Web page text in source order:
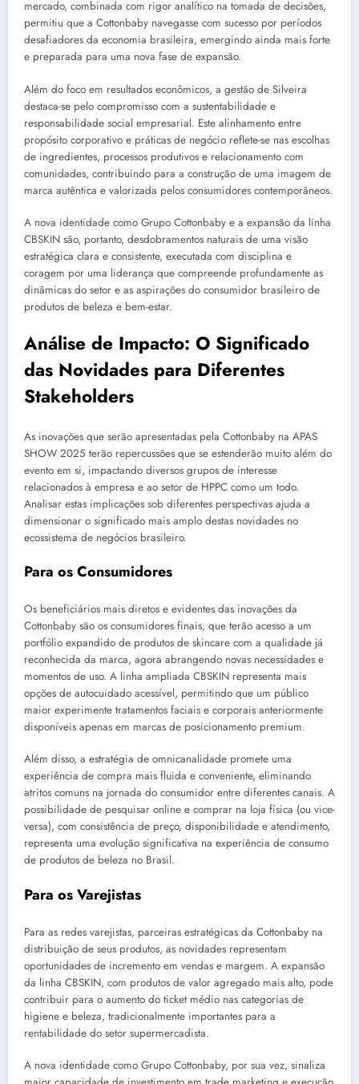
mercado, combinada com rigor analítico na tomada de decisões,
permitiu que a Cottonbaby navegasse com sucesso por períodos
desafiadores da economia brasileira, emergindo ainda mais forte
e preparada para uma nova fase de expansão.
Além do foco em resultados econômicos, a gestão de Silveira
destaca-se pelo compromisso com a sustentabilidade e
responsabilidade social empresarial. Este alinhamento entre
propósito corporativo e práticas de negócio reflete-se nas escolhas
de ingredientes, processos produtivos e relacionamento com
comunidades, contribuindo para a construção de uma imagem de
marca autêntica e valorizada pelos consumidores contemporâneos.
A nova identidade como Grupo Cottonbaby e a expansão da linha
CBSKIN são, portanto, desdobramentos naturais de uma visão
estratégica clara e consistente, executada com disciplina e
coragem por uma liderança que compreende profundamente as
dinâmicas do setor e as aspirações do consumidor brasileiro de
produtos de beleza e bem-estar.
Análise de Impacto: O Significado
das Novidades para Diferentes
Stakeholders
As inovações que serão apresentadas pela Cottonbaby na APAS
SHOW 2025 terão repercussões que se estenderão muito além do
evento em si, impactando diversos grupos de interesse
relacionados à empresa e ao setor de HPPC como um todo.
Analisar estas implicações sob diferentes perspectivas ajuda a
dimensionar o significado mais amplo destas novidades no
ecossistema de negócios brasileiro.
Para os Consumidores
Os beneficiários mais diretos e evidentes das inovações da
Cottonbaby são os consumidores finais, que terão acesso a um
portfólio expandido de produtos de skincare com a qualidade já
reconhecida da marca, agora abrangendo novas necessidades e
momentos de uso. A linha ampliada CBSKIN representa mais
opções de autocuidado acessível, permitindo que um público
maior experimente tratamentos faciais e corporais anteriormente
disponíveis apenas em marcas de posicionamento premium.
Além disso, a estratégia de omnicanalidade promete uma
experiência de compra mais fluida e conveniente, eliminando
atritos comuns na jornada do consumidor entre diferentes canais. A
possibilidade de pesquisar online e comprar na loja física (ou vice-
versa), com consistência de preço, disponibilidade e atendimento,
representa uma evolução significativa na experiência de consumo
de produtos de beleza no Brasil.
Para os Varejistas
Para as redes varejistas, parceiras estratégicas da Cottonbaby na
distribuição de seus produtos, as novidades representam
oportunidades de incremento em vendas e margem. A expansão
da linha CBSKIN, com produtos de valor agregado mais alto, pode
contribuir para o aumento do ticket médio nas categorias de
higiene e beleza, tradicionalmente importantes para a
rentabilidade do setor supermercadista.
A nova identidade como Grupo Cottonbaby, por sua vez, sinaliza